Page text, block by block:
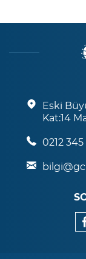
Eski
Kat:14
0212